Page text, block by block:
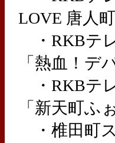
LOVE 唐人
・RKBテ
「熱血！
・RKBテ
「新天町
・椎田町